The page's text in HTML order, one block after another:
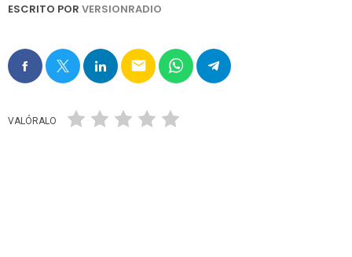
ESCRITO POR VERSIONRADIO
email
VALÓRALO